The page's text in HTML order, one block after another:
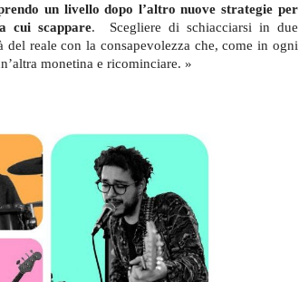
un livello dopo l’altro nuove strategie per
cui scappare.  Scegliere di schiacciarsi in due
reale con la consapevolezza che, come in ogni
monetina e ricominciare. »